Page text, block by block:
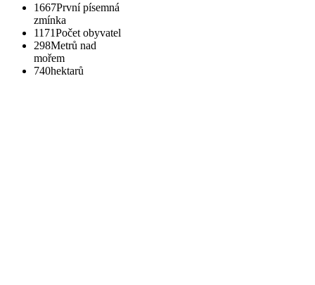
1667První písemná
zmínka
1171Počet obyvatel
298Metrů nad
mořem
740hektarů